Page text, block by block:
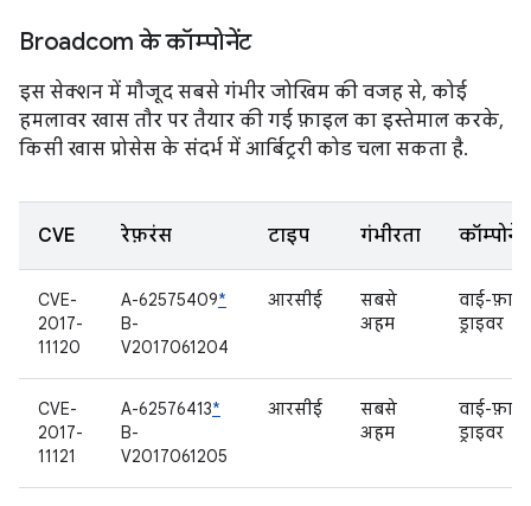
Broadcom के कॉम्पोनेंट
इस सेक्शन में मौजूद सबसे गंभीर जोखिम की वजह से, कोई
हमलावर खास तौर पर तैयार की गई फ़ाइल का इस्तेमाल करके,
किसी खास प्रोसेस के संदर्भ में आर्बिट्ररी कोड चला सकता है.
CVE रेफ़रंस टाइप गंभीरता कॉम्पोनेंट
CVE-
2017-
11120
A-62575409*
B-
V2017061204
आरसीई
सबसे
अहम
वाई-फ़ाई
ड्राइवर
CVE-
2017-
11121
A-62576413*
B-
V2017061205
आरसीई
सबसे
अहम
वाई-फ़ाई
ड्राइवर